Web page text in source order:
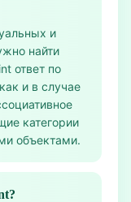
и
найти
ответ по
и в случае
категории
объектами.